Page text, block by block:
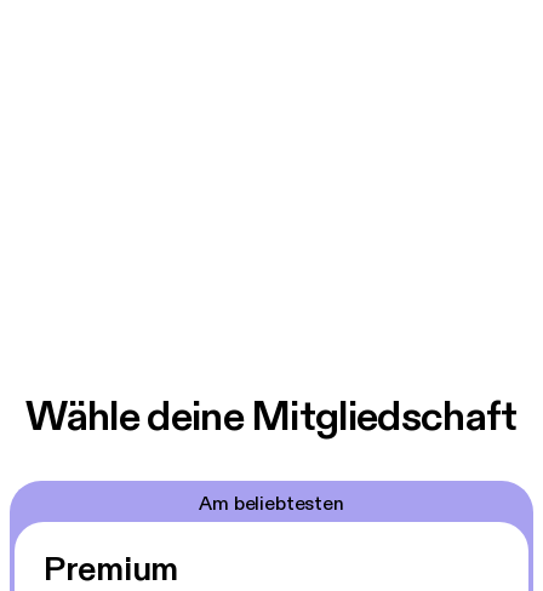
Wähle deine Mitgliedschaft
Am beliebtesten
Premium